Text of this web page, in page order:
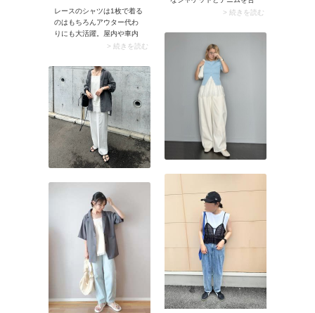
わせたコーデ。どんなアイ
能なデニムだからこそ、こ
ういったデザイン性の強い
ジャケットも難なく合わせ
られます。 今回はテーラー
ドジャケットを中心にご紹
介しましたが、他にノーカ
ラージャケットやツイード
ジャケットなどもおしゃれ
に合わせられますよ。ぜひ
ご自身のお好みのスタイル
を探してみてください。
> 続きを読む
レースのシャツは1枚で着る
のはもちろんアウター代わ
りにも大活躍。屋内や車内
など意外と冷えに悩まされ
いれば重宝すること間違い
なしです。スナップのよう
に腰に巻いたり肩に掛けた
りするだけでも、全身がア
ップデートされますよ。
> 続きを読む